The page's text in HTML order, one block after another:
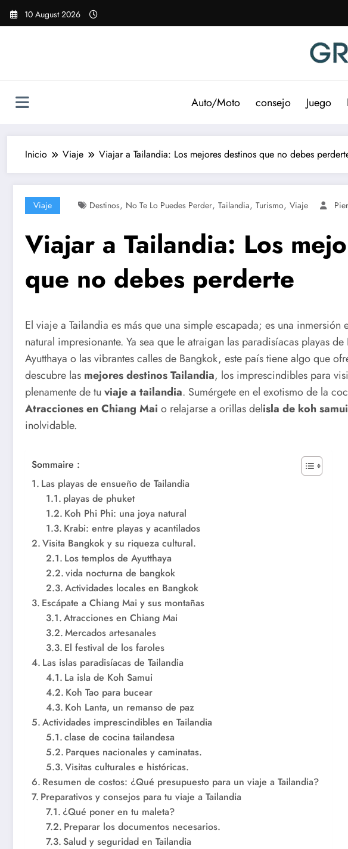
Saltar
10 August 2026
Auto/Moto consejo Juego
Inicio Viaje Viajar a Tailandia: Los mejores destinos que no debes
Viaje Destinos, No Te Lo Puedes Perder, Tailandia, Turismo, Viaje
Viajar a Tailandia: Los
que no debes perderte
El viaje a Tailandia es más que una simple escapada; es una
natural impresionante. Ya sea que le atraigan las paradisíacas playas
Ayutthaya o las vibrantes calles de Bangkok, este país tiene algo que
descubre las mejores destinos Tailandia, los imprescindibles para
plenamente de tu viaje a tailandia. Sumérgete en el exotismo de la
Atracciones en Chiang Mai o relajarse a orillas delisla de koh samui
inolvidable.
Sommaire :
Las playas de ensueño de Tailandia
playas de phuket
Koh Phi Phi: una joya natural
Krabi: entre playas y acantilados
Visita Bangkok y su riqueza cultural.
Los templos de Ayutthaya
vida nocturna de bangkok
Actividades locales en Bangkok
Escápate a Chiang Mai y sus montañas
Atracciones en Chiang Mai
Mercados artesanales
El festival de los faroles
Las islas paradisíacas de Tailandia
La isla de Koh Samui
Koh Tao para bucear
Koh Lanta, un remanso de paz
Actividades imprescindibles en Tailandia
clase de cocina tailandesa
Parques nacionales y caminatas.
Visitas culturales e históricas.
Resumen de costos: ¿Qué presupuesto para un viaje a Tailandia?
Preparativos y consejos para tu viaje a Tailandia
¿Qué poner en tu maleta?
Preparar los documentos necesarios.
Salud y seguridad en Tailandia